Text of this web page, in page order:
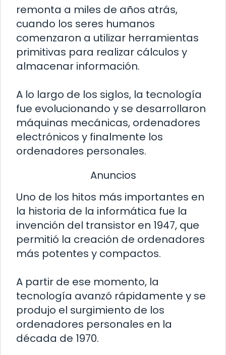
remonta a miles de años atrás,
cuando los seres humanos
comenzaron a utilizar herramientas
primitivas para realizar cálculos y
almacenar información.
A lo largo de los siglos, la tecnología
fue evolucionando y se desarrollaron
máquinas mecánicas, ordenadores
electrónicos y finalmente los
ordenadores personales.
Anuncios
Uno de los hitos más importantes en
la historia de la informática fue la
invención del transistor en 1947, que
permitió la creación de ordenadores
más potentes y compactos.
A partir de ese momento, la
tecnología avanzó rápidamente y se
produjo el surgimiento de los
ordenadores personales en la
década de 1970.